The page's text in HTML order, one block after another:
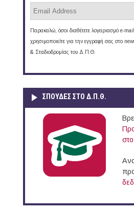
Παρακαλώ, όσοι διαθέτετε λογαριασμό e-
χρησιμοποιείτε για την εγγραφή σας στο
& Σταδιοδρομίας του Δ.Π.Θ.
ΣΠΟΥΔΈΣ ΣΤΟ Δ.Π.Θ.